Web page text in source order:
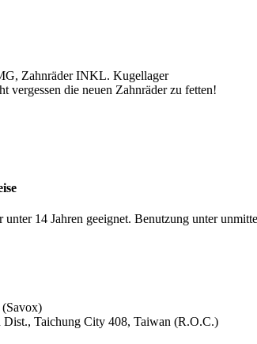
Zahnräder INKL. Kugellager
vergessen die neuen Zahnräder zu fetten!
14 Jahren geeignet. Benutzung unter
Taichung City 408, Taiwan (R.O.C.)